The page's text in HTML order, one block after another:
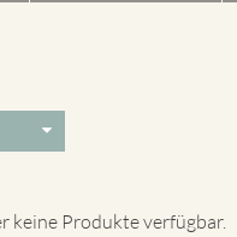
keine Produkte verfügbar.